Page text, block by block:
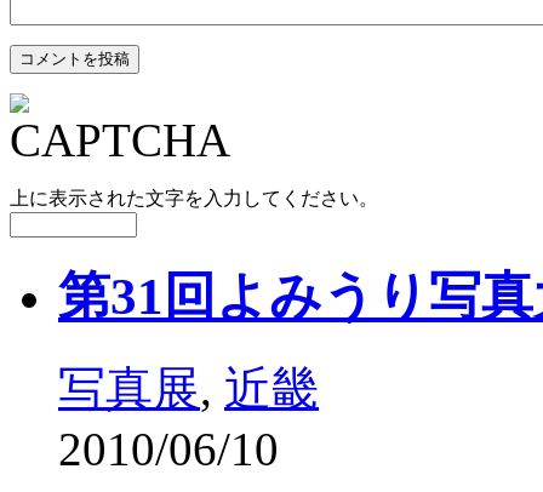
上に表示された文字を入力してください。
第31回よみうり写
写真展, 近畿
2010/06/10